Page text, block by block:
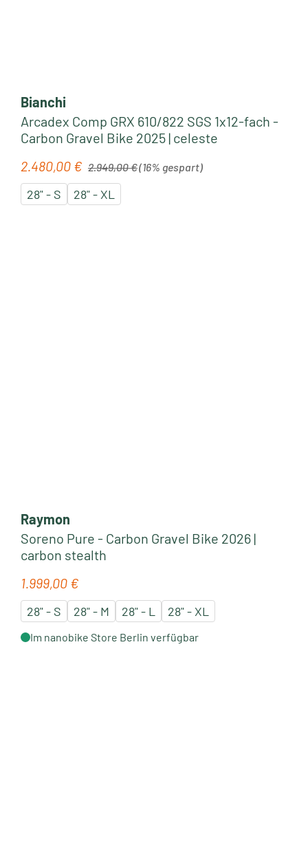
Bianchi
Arcadex Comp GRX 610/822 SGS 1x12-fach -
Carbon Gravel Bike 2025 | celeste
Verkaufspreis:
2.480,00 € Regulärer Preis:
2.949,00 €(16% gespart)
28" - S 28" - XL
Raymon
Soreno Pure - Carbon Gravel Bike 2026 |
carbon stealth
Regulärer Preis:
1.999,00 €
28" - S 28" - M 28" - L 28" - XL
Im nanobike Store Berlin verfügbar